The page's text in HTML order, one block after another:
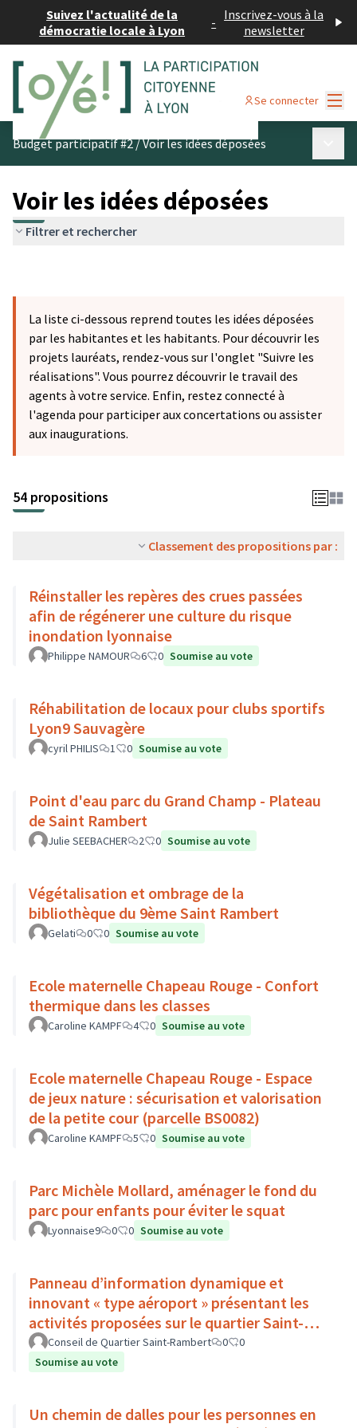
Suivez l'actualité de la
démocratie locale à Lyon
- Inscrivez-vous à la
newsletter
Se connecter
Budget participatif #2/Voir les idées déposées
Voir les idées déposées
Filtrer et rechercher
La liste ci-dessous reprend toutes les idées déposées
par les habitantes et les habitants. Pour découvrir les
projets lauréats, rendez-vous sur l'onglet "Suivre les
réalisations". Vous pourrez découvrir le travail des
agents à votre service. Enfin, restez connecté à
l'agenda pour participer aux concertations ou assister
aux inaugurations.
54 propositions
Classement des propositions par :
Réinstaller les repères des crues passées
afin de régénerer une culture du risque
inondation lyonnaise
Philippe NAMOUR 6 0 Soumise au vote
Réhabilitation de locaux pour clubs sportifs
Lyon9 Sauvagère
cyril PHILIS 1 0 Soumise au vote
Point d'eau parc du Grand Champ - Plateau
de Saint Rambert
Julie SEEBACHER 2 0 Soumise au vote
Végétalisation et ombrage de la
bibliothèque du 9ème Saint Rambert
Gelati 0 0 Soumise au vote
Ecole maternelle Chapeau Rouge - Confort
thermique dans les classes
Caroline KAMPF 4 0 Soumise au vote
Ecole maternelle Chapeau Rouge - Espace
de jeux nature : sécurisation et valorisation
de la petite cour (parcelle BS0082)
Caroline KAMPF 5 0 Soumise au vote
Parc Michèle Mollard, aménager le fond du
parc pour enfants pour éviter le squat
Lyonnaise9 0 0 Soumise au vote
Panneau d’information dynamique et
innovant « type aéroport » présentant les
activités proposées sur le quartier Saint-
Rambert
Conseil de Quartier Saint-Rambert 0
0
Soumise au vote
Un chemin de dalles pour les personnes en